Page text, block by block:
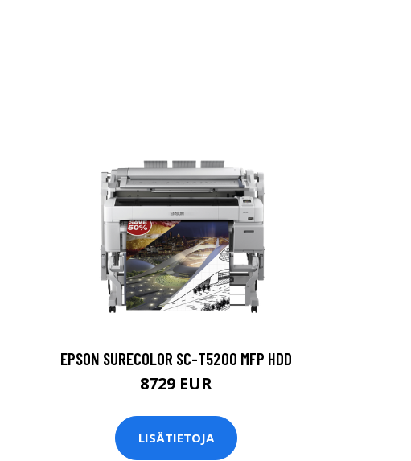
EPSON SURECOLOR SC-T5200 MFP HDD
8729 EUR
LISÄTIETOJA